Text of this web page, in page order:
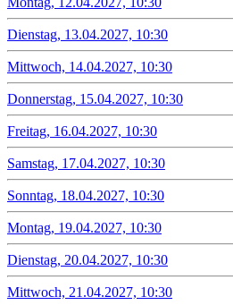
Dienstag, 13.04.2027, 10:30
Mittwoch, 14.04.2027, 10:30
Donnerstag, 15.04.2027, 10:30
Freitag, 16.04.2027, 10:30
Samstag, 17.04.2027, 10:30
Sonntag, 18.04.2027, 10:30
Montag, 19.04.2027, 10:30
Dienstag, 20.04.2027, 10:30
Mittwoch, 21.04.2027, 10:30